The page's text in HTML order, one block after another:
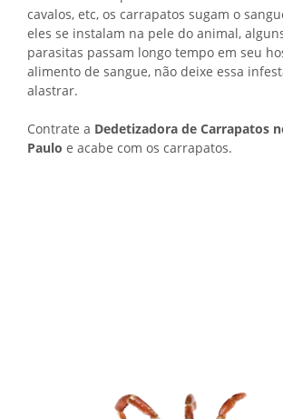
cavalos, etc, os carrapatos sugam o
eles se instalam na pele do animal,
parasitas passam longo tempo em seu
alimento de sangue, não deixe essa
alastrar.
Contrate a Dedetizadora de Carrapatos
Paulo e acabe com os carrapatos.